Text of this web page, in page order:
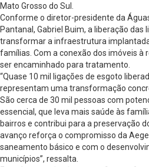
Mato Grosso do Sul.
Conforme o diretor-presidente da
Pantanal, Gabriel Buim, a liberação
transformar a infraestrutura
famílias. Com a conexão dos imóveis à
ser encaminhado para tratamento.
“Quase 10 mil ligações de esgoto
representam uma transformação
São cerca de 30 mil pessoas com
essencial, que leva mais saúde às
bairros e contribui para a preservação
avanço reforça o compromisso da
saneamento básico e com o
municípios”, ressalta.